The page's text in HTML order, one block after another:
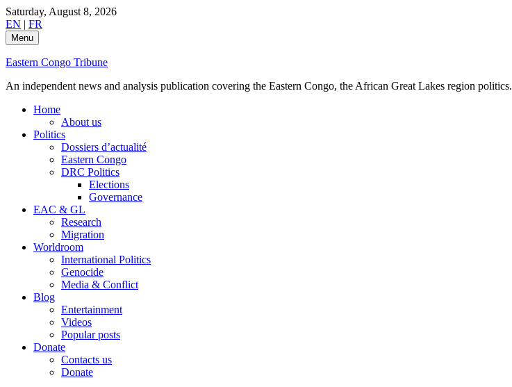
Skip
to
content
Saturday, August 8, 2026
EN | FR
Menu
Eastern Congo Tribune
An independent news and analysis publication covering the Eastern Congo, the African Great Lakes region politics.
Home
About us
Politics
Dossiers d’actualité
Eastern Congo
DRC Politics
Elections
Governance
EAC & GL
Research
Migration
Worldroom
International Politics
Genocide
Media & Conflict
Blog
Entertainment
Videos
Popular posts
Donate
Contacts us
Donate